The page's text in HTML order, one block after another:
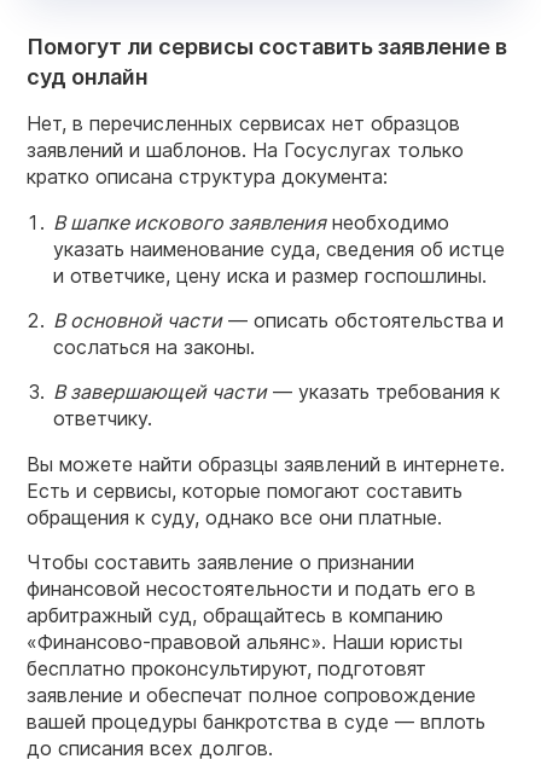
Помогут ли сервисы составить заявление в
суд онлайн
Нет, в перечисленных сервисах нет образцов
заявлений и шаблонов. На Госуслугах только
кратко описана структура документа:
В шапке искового заявлениянеобходимо
указать наименование суда, сведения об истце
и ответчике, цену иска и размер госпошлины.
В основной части— описать обстоятельства и
сослаться на законы.
В завершающей части— указать требования к
ответчику.
Вы можете найти образцы заявлений в интернете.
Есть и сервисы, которые помогают составить
обращения к суду, однако все они платные.
Чтобы составить заявление о признании
финансовой несостоятельности и подать его в
арбитражный суд, обращайтесь в компанию
«Финансово-правовой альянс». Наши юристы
бесплатно проконсультируют, подготовят
заявление и обеспечат полное сопровождение
вашей процедуры банкротства в суде — вплоть
до списания всех долгов.